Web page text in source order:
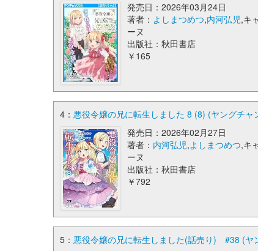
発売日：2026年03月24日
著者： よしまつめつ,内河弘児,キ
ーヌ
出版社：秋田書店
￥165
4： 悪役令嬢の兄に転生しました 8 (8) (ヤングチャ
発売日：2026年02月27日
著者： 内河弘児,よしまつめつ,キ
ーヌ
出版社：秋田書店
￥792
5： 悪役令嬢の兄に転生しました(話売り) #38 (ヤ